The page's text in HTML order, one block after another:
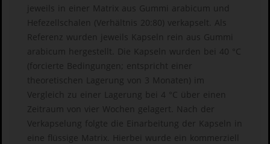
jeweils in einer Matrix aus Gummi arabicum und
Hefezellschalen (Verhältnis 20:80) verkapselt. Als
Referenz wurden jeweils Kapseln rein aus Gummi
arabicum hergestellt. Die Kapseln wurden bei 40 °C
(forcierte Bedingungen; entspricht einer
theoretischen Lagerung von 3 Monaten) im
Vergleich zu einer Lagerung bei 4 °C über einen
Zeitraum von vier Wochen gelagert. Nach der
Verkapselung folgte die Einarbeitung der Kapseln in
eine flüssige Matrix. Hierbei wurde ein kommerziell